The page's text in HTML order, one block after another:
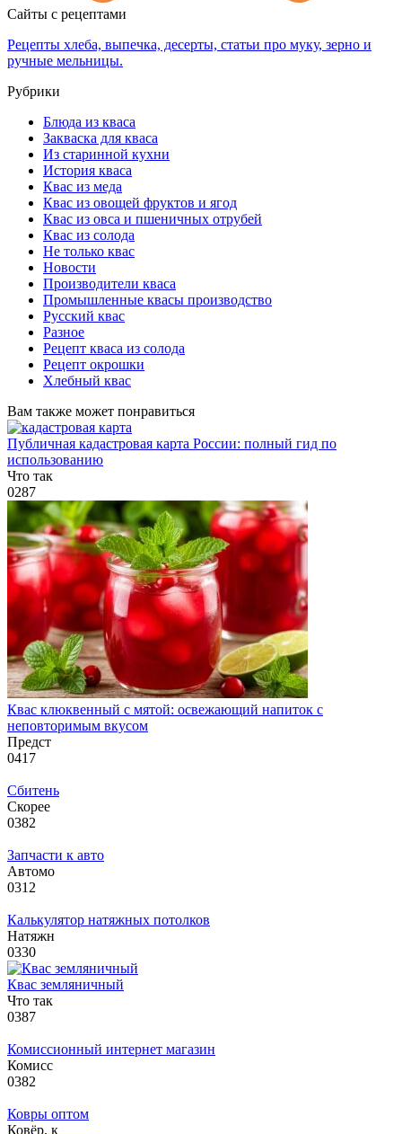
Сайты с рецептами
Рецепты хлеба, выпечка, десерты, статьи про муку, зерно и
ручные мельницы.
Рубрики
Блюда из кваса
Закваска для кваса
Из старинной кухни
История кваса
Квас из меда
Квас из овощей фруктов и ягод
Квас из овса и пшеничных отрубей
Квас из солода
Не только квас
Новости
Производители кваса
Промышленные квасы производство
Русский квас
Разное
Рецепт кваса из солода
Рецепт окрошки
Хлебный квас
Вам также может понравиться
Публичная кадастровая карта России: полный гид по
использованию
Что так
0287
Квас клюквенный с мятой: освежающий напиток с
неповторимым вкусом
Предст
0417
Сбитень
Скорее
0382
Запчасти к авто
Автомо
0312
Калькулятор натяжных потолков
Натяжн
0330
Квас земляничный
Что так
0387
Комиссионный интернет магазин
Комисс
0382
Ковры оптом
Ковёр, к